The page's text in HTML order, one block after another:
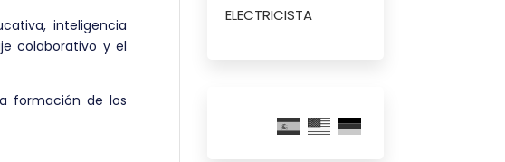
inteligencia
colaborativo y el
formación de los
ELECTRICISTA